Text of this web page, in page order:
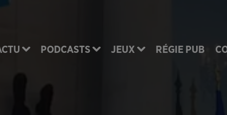
PODCASTS JEUX RÉGIE PUB